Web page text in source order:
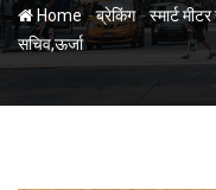
Home-ब्रेकिंग-स्मार्ट
सचिव,ऊर्जा